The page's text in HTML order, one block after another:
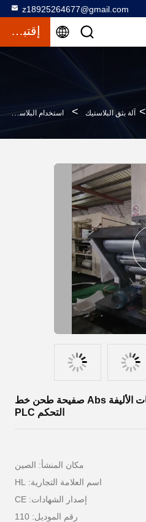
z18925264677@gmail.com
إقتباس
> آلة بثق البلاستيك > استخدام البلاستيك الحيوانات الأليفة Abs صفيحة طحن خط التحكم PLC
استخدام البلاستيك الحيوانات الأليفة Abs صفيحة طحن خط
التحكم PLC
مكان المنشأ: الصين
اسم العلامة التجارية: HL
إصدار الشهادات: CE
رقم الموديل: 110